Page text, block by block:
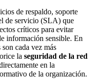
de respaldo, soporte
de servicio (SLA) que
críticos para evitar
información sensible. En
cada vez más
la seguridad de la red
en la
de la organización.